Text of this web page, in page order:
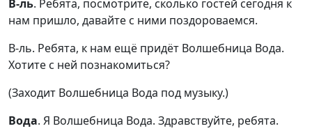
В-ль. Ребята, посмотрите, сколько гостей сегодня к
нам пришло, давайте с ними поздороваемся.
В-ль. Ребята, к нам ещё придёт Волшебница Вода.
Хотите с ней познакомиться?
(Заходит Волшебница Вода под музыку.)
Вода. Я Волшебница Вода. Здравствуйте, ребята.